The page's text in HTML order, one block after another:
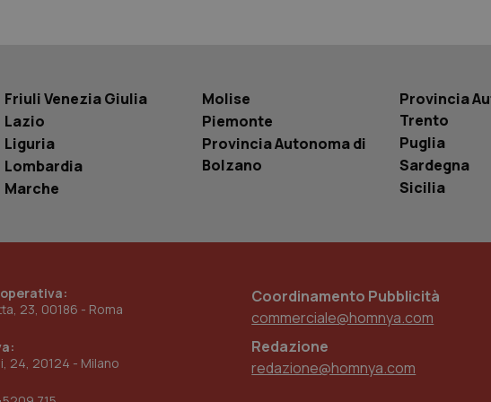
Friuli Venezia Giulia
Lazio
Liguria
Lombardia
Marche
Molise
Piemonte
Provincia Autonoma di
Bolzano
Provincia
Trento
Puglia
Sardegna
Sicilia
23, 00186 - Roma
24, 20124 - Milano
Coordinamento Pubblicità
commerciale@homnya.com
Redazione
redazione@homnya.com
sistema di tracking solo in caso di utenti loggato con identity
provider WelfareLink.